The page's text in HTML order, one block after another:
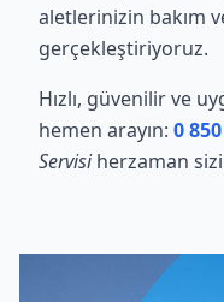
aletlerinizin bakım
gerçekleştiriyoruz.
Hızlı, güvenilir ve
hemen arayın: 0
Servisiherzaman